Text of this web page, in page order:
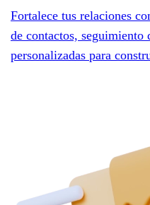
Fortalece tus relaciones
de contactos, seguimiento
personalizadas para